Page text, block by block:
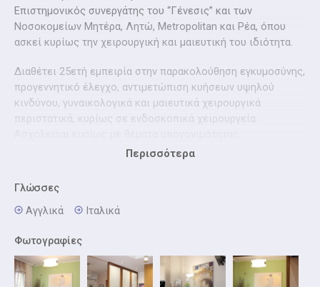
Επιστημονικός συνεργάτης του “Γένεσις” και των
Νοσοκομείων Μητέρα, Λητώ, Μetropolitan και Ρέα, όπου
ασκεί κυρίως την χειρουργική και μαιευτική του ιδιότητα.
Διαθέτει 25ετή εμπειρία στην παρακολούθηση εγκυμοσύνης,
προγεννητικό έλεγχο, αντιμετώπιση κυήσεων υψηλού
κινδύνου, γυναικολογικά και μαιευτικά χειρουργικά
περιστατικά, κυρίως σε ενδοσκοπικά χειρουργεία.
εξωσωματικής γονιμοποίησης καθώς και υστεροσκοπικής
Είναι απόφοιτος της Ιατρικής Σχολής του Αριστοτελείου
Πανεπιστημίου Θεσσαλονίκης και μετεκπαιδεύτηκε στο
στο POISON CONTROL CENTER του DETROIT RECEIVING
HOSPITAL των Ηνωμένων Πολιτειών της Αμερικής και στη
Φλόριντα (αισθητική χειρουργική).
Περισσότερα
Γλώσσες
Αγγλικά
Iταλικά
Φωτογραφίες